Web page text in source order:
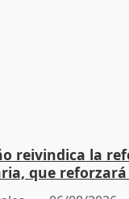
reivindica la
que